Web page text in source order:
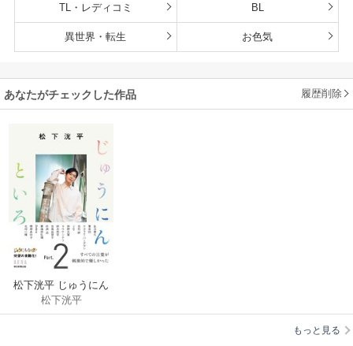
TL・レディコミ BL
異世界・転生 お色気
あなたがチェックした作品 履歴削除
松下洸平 じゅうにん
といろ
松下洸平
もっと見る